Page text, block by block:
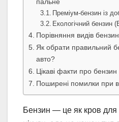
пальне
Преміум-бензин із
Екологічний бензин
Порівняння видів
Як обрати правильний
авто?
Цікаві факти про бензин
Поширені помилки при
Бензин — це як кров для